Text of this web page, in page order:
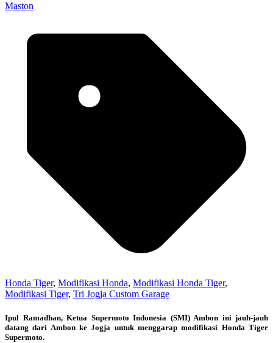
Maston
Honda Tiger, Modifikasi Honda, Modifikasi Honda Tiger,
Modifikasi Tiger, Tri Jogja Custom Garage
Ipul Ramadhan, Ketua Supermoto Indonesia (SMI) Ambon ini jauh-jauh
datang dari Ambon ke Jogja untuk menggarap modifikasi Honda Tiger
Supermoto.